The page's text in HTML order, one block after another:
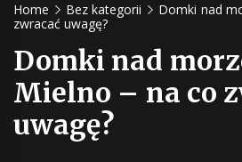
Home Bez kategorii
Domki nad
zwracać uwagę?
Domki nad
Mielno – na co
uwagę?